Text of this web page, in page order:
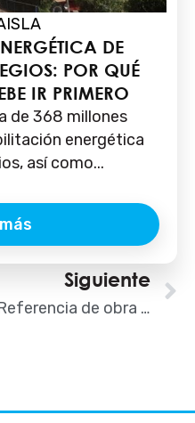
DE
POR QUÉ
IR PRIMERO
de 368 millones
energética
así como...
Siguiente
Referencia de obra de MAPEI: apartamentos Sunset Cliffs de Benidorm